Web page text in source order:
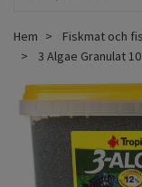
Hem Fiskmat och
3 Algae Granulat